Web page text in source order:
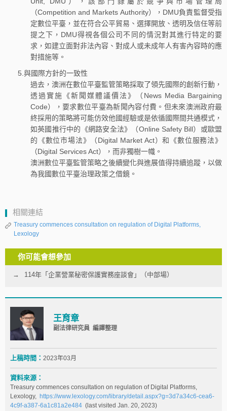
（Competition and Markets Authority），DMU負責監督受指
定數位平臺，並在符合公平貿易、選擇開放、透明及信任等前
提之下，DMU得視各個公司不同的情況對其進行特定的要
求，如建立面對非法內容、對成人或未成年人有害內容時的應
對措施等。
5.與國際方針的一致性
過去，澳洲在數位平臺監管策略採取了領先國際的創新行動，
透過實施《新聞媒體議價法》（News Media Bargaining
Code），要求數位平臺為新聞內容付費。但未來澳洲政府最
終採用的策略將可能仿效他國經驗或是依循國際間共通模式，
如英國推行中的《網路安全法》（Online Safety Bill）或歐盟
的《數位市場法》（Digital Market Act）和《數位服務法》
（Digital Services Act），而非獨樹一幟。
澳洲數位平臺監管策略之後續變化與進展值得持續追蹤，以做
為我國數位平臺治理政策之借鏡。
相關連結
Treasury commences consultation on regulation of Digital Platforms,
Lexology
你可能會想參加
114年「企業營業秘密保護實務座談會」（中部場）
王育章
副法律研究員 編譯整理
上稿時間： 2023年03月
資料來源：
Treasury commences consultation on regulation of Digital Platforms,
Lexology, https://www.lexology.com/library/detail.aspx?g=3d7a34c6-cea6-
4c9f-a387-6a1c81a2e484 (last visited Jan. 20, 2023)